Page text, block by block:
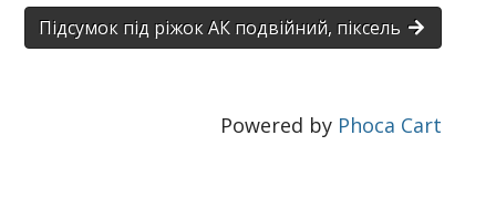
Підсумок під ріжок АК подвійний, піксель
Powered by Phoca Cart